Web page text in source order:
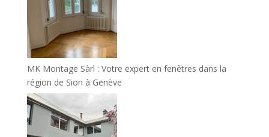
MK Montage Sàrl : Votre expert en fenêtres dans la
région de Sion à Genève